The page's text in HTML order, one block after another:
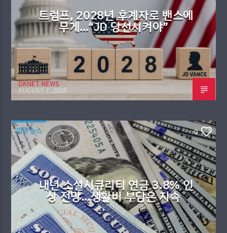
트럼프, 2028년 후계자로 밴스에
무게…“JD 당선시켜야”
DKNET NEWS
AUGUST 7, 2026
미국 뉴스 0
내년 소셜시큐리티 연금 3.8% 인
상 전망…생활비 부담은 지속